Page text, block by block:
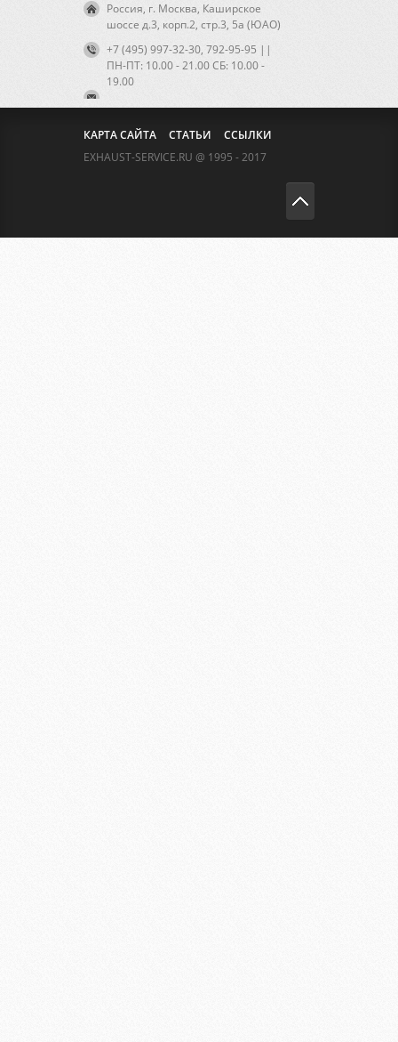
Россия, г. Москва, Каширское
шоссе д.3, корп.2, стр.3, 5а (ЮАО)
+7 (495) 997-32-30, 792-95-95 ||
ПН-ПТ: 10.00 - 21.00 CБ: 10.00 -
19.00
КАРТА САЙТА СТАТЬИ
ССЫЛКИ
EXHAUST-SERVICE.RU @ 1995 - 2017